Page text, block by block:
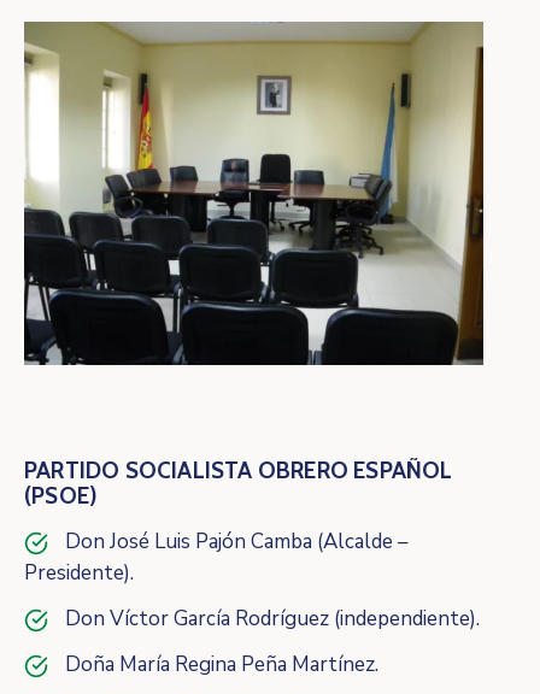
PARTIDO SOCIALISTA OBRERO ESPAÑOL
(PSOE)
Don José Luis Pajón Camba (Alcalde –
Presidente).
Don Víctor García Rodríguez (independiente).
Doña María Regina Peña Martínez.